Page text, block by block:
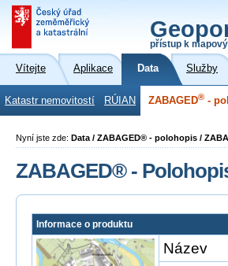
přístup k
Vítejte Aplikace Data Služby
Katastr nemovitostí RÚIAN ZABAGED® -
Nyní jste zde: Data / ZABAGED® - polohopis /
ZABAGED® -
Informace o produktu
Název